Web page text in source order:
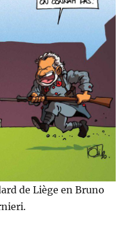
de Liège en Bruno